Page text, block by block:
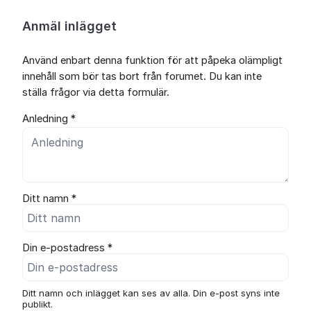
Anmäl inlägget
Använd enbart denna funktion för att påpeka olämpligt
innehåll som bör tas bort från forumet. Du kan inte
ställa frågor via detta formulär.
Anledning *
Ditt namn *
Din e-postadress *
Ditt namn och inlägget kan ses av alla. Din e-post syns inte
publikt.